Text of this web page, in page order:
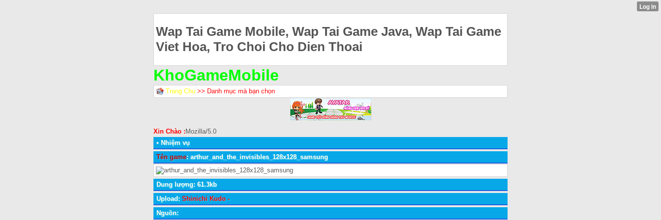
Wap Tai Game Mobile, Wap Tai Game Java, Wap Tai Game
Viet Hoa, Tro Choi Cho Dien Thoai
KhoGameMobile
Trang Chu >> Danh mục mà bạn chọn
Xin Chào : Mozilla/5.0
• Nhiệm vụ
Tên game: arthur_and_the_invisibles_128x128_samsung
Dung lượng: 61.3kb
Upload: Shinichi Kudo -
Nguồn: